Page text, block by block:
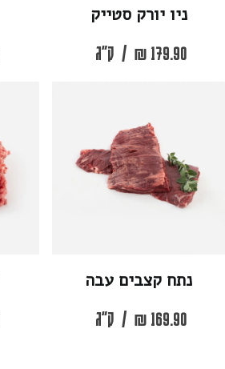
ניו יורק סטייק
₪ 179.90
/ ק"ג
נתח קצבים עבה
₪ 169.90
/ ק"ג